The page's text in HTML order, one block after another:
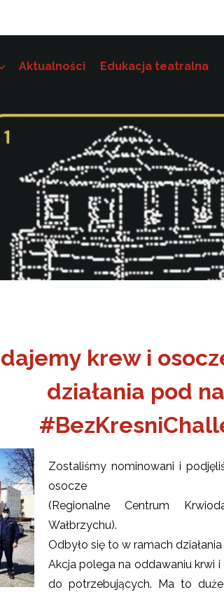
Aktualności Edukacja teatralna
szkoleniowo-grantowe
dostępność instytucji kultury i wdrażania
krew i
działania pod
Zostaliśmy nominowani i
osocze
(Regionalne Centrum
Wałbrzychu).
Odbyło się to w ramach
Akcja polega na oddawaniu krwi
do potrzebujących. Ma to